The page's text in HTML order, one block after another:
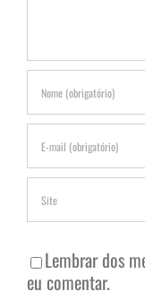
Lembrar dos
eu comentar.